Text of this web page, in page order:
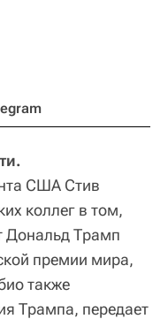
США Стив
коллег в том,
Дональд Трамп
премии мира,
также
Трампа, передает